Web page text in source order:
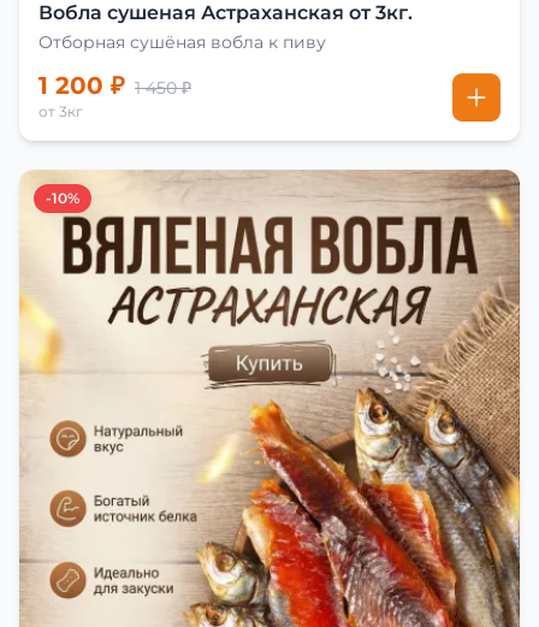
Вобла сушеная Астраханская от 3кг.
Отборная сушёная вобла к пиву
1 200 ₽ 1 450 ₽
от 3кг
-10%